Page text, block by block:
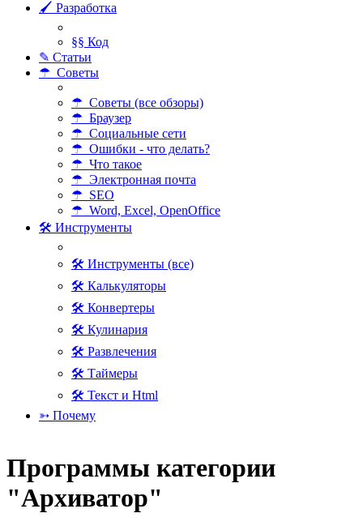
🖌 Разработка
§§ Код
✎ Статьи
☂ Советы
☂ Советы (все обзоры)
☂ Браузер
☂ Социальные сети
☂ Ошибки - что делать?
☂ Что такое
☂ Электронная почта
☂ SEO
☂ Word, Excel, OpenOffice
🛠 Инструменты
🛠 Инструменты (все)
🛠 Калькуляторы
🛠 Конвертеры
🛠 Кулинария
🛠 Развлечения
🛠 Таймеры
🛠 Текст и Html
➳ Почему
Программы категории
"Архиватор"